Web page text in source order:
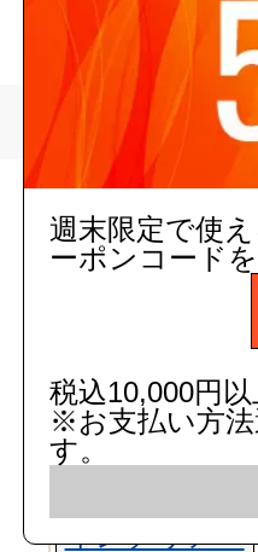
トップページ
現
インテリア・
週末限定で使
ーポンコード
税込10,000円
※お支払い方
す。